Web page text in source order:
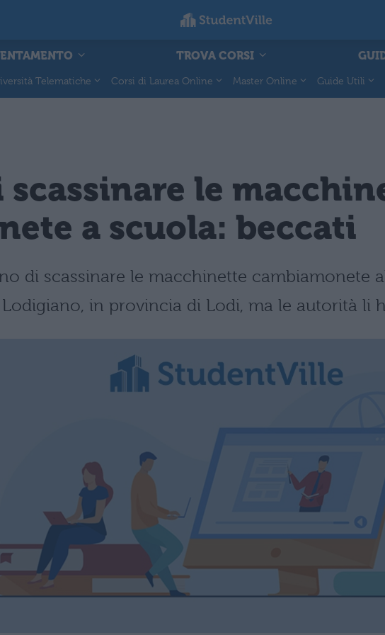
TROVA CORSI
Telematiche Corsi di Laurea Online Master Online Guide Utili
scassinare le
a scuola: beccati
di scassinare le macchinette cambiamonete
Lodigiano, in provincia di Lodi, ma le autorità li